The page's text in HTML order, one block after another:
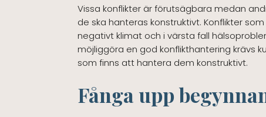
Vissa konflikter är förutsägbara medan
de ska hanteras konstruktivt. Konflikter
negativt klimat och i värsta fall
möjliggöra en god konflikthantering krävs
som finns att hantera dem konstruktivt.
Fånga upp